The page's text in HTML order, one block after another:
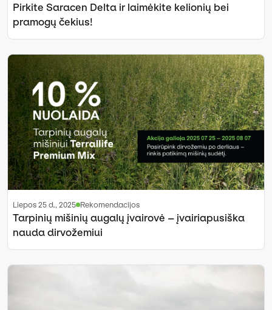
Pirkite Saracen Delta ir laimėkite kelionių bei
pramogų čekius!
liepos 25 d., 2025 Rekomendacijos
Tarpinių mišinių augalų įvairovė – įvairiapusiška
nauda dirvožemiui